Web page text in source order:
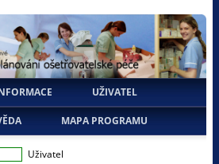
UŽIVATEL
MAPA PROGRAMU
Uživatel